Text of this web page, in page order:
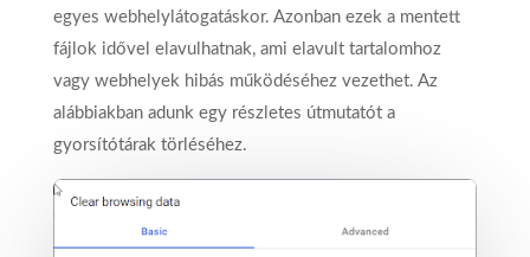
egyes webhelylátogatáskor. Azonban ezek a mentett
fájlok idővel elavulhatnak, ami elavult tartalomhoz
vagy webhelyek hibás működéséhez vezethet. Az
alábbiakban adunk egy részletes útmutatót a
gyorsítótárak törléséhez.